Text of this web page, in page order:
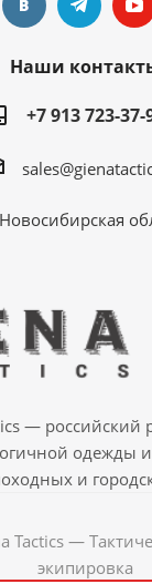
Наши
+7 913 723-37-
— российский
одежды
и
Tactics —
экипировка